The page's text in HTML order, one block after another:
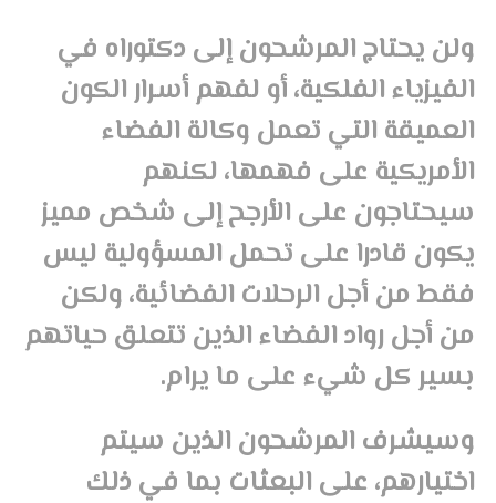
ولن يحتاج المرشحون إلى دكتوراه في
الفيزياء الفلكية، أو لفهم أسرار الكون
العميقة التي تعمل وكالة الفضاء
الأمريكية على فهمها، لكنهم
سيحتاجون على الأرجح إلى شخص مميز
يكون قادرا على تحمل المسؤولية ليس
فقط من أجل الرحلات الفضائية، ولكن
من أجل رواد الفضاء الذين تتعلق حياتهم
بسير كل شيء على ما يرام.
وسيشرف المرشحون الذين سيتم
اختيارهم، على البعثات بما في ذلك